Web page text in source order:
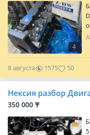
4
8 августа 1575 50
Нексия разбор
350 000 ₸